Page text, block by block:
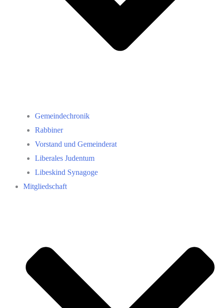
Gemeindechronik
Rabbiner
Vorstand und Gemeinderat
Liberales Judentum
Libeskind Synagoge
Mitgliedschaft